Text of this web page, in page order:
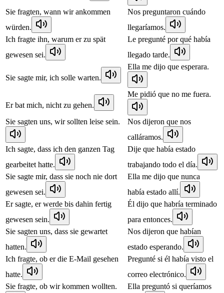
Sie fragten, wann wir ankommen
würden.
Nos preguntaron cuándo
llegaríamos.
Ich fragte ihn, warum er zu spät
gewesen sei.
Le pregunté por qué había
llegado tarde.
Sie sagte mir, ich solle warten.
Ella me dijo que esperara.
Er bat mich, nicht zu gehen.
Me pidió que no me fuera.
Sie sagten uns, wir sollten leise sein.
Nos dijeron que nos
calláramos.
Ich sagte, dass ich den ganzen Tag
gearbeitet hatte.
Dije que había estado
trabajando todo el día.
Sie sagte mir, dass sie noch nie dort
gewesen sei.
Ella me dijo que nunca
había estado allí.
Er sagte, er werde bis dahin fertig
gewesen sein.
Él dijo que habría terminado
para entonces.
Sie sagten uns, dass sie gewartet
hatten.
Nos dijeron que habían
estado esperando.
Ich fragte, ob er die E-Mail gesehen
hatte.
Pregunté si él había visto el
correo electrónico.
Sie fragte, ob wir kommen wollten.
Ella preguntó si queríamos